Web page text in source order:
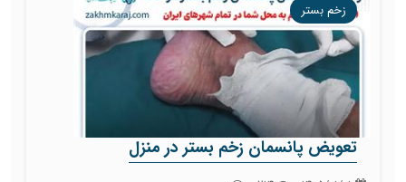
زخم بستر
تعویض پانسمان زخم بستر در منزل